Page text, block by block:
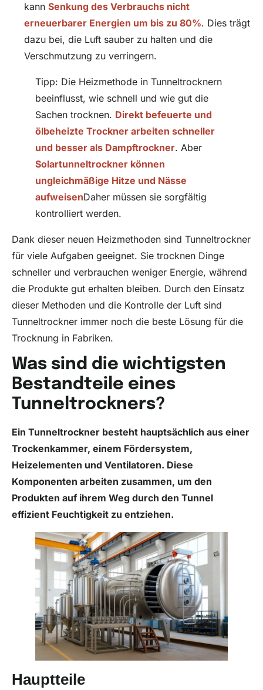
kann Senkung des Verbrauchs nicht
erneuerbarer Energien um bis zu 80%. Dies trägt
dazu bei, die Luft sauber zu halten und die
Verschmutzung zu verringern.
Tipp: Die Heizmethode in Tunneltrocknern
beeinflusst, wie schnell und wie gut die
Sachen trocknen. Direkt befeuerte und
ölbeheizte Trockner arbeiten schneller
und besser als Dampftrockner. Aber
Solartunneltrockner können
ungleichmäßige Hitze und Nässe
aufweisenDaher müssen sie sorgfältig
kontrolliert werden.
Dank dieser neuen Heizmethoden sind Tunneltrockner
für viele Aufgaben geeignet. Sie trocknen Dinge
schneller und verbrauchen weniger Energie, während
die Produkte gut erhalten bleiben. Durch den Einsatz
dieser Methoden und die Kontrolle der Luft sind
Tunneltrockner immer noch die beste Lösung für die
Trocknung in Fabriken.
Was sind die wichtigsten
Bestandteile eines
Tunneltrockners?
Ein Tunneltrockner besteht hauptsächlich aus einer
Trockenkammer, einem Fördersystem,
Heizelementen und Ventilatoren. Diese
Komponenten arbeiten zusammen, um den
Produkten auf ihrem Weg durch den Tunnel
effizient Feuchtigkeit zu entziehen.
Hauptteile